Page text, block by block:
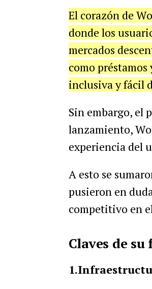
El corazón de
donde los
mercados
como
inclusiva y fácil
Sin embargo, el
lanzamiento,
experiencia del
A esto se
pusieron en
competitivo en
Claves de